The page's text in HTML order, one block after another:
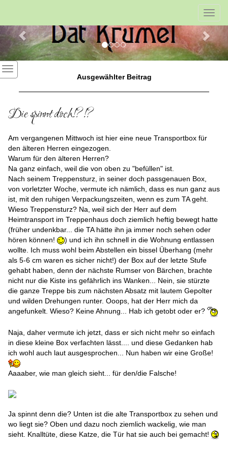
Ausgewählter Beitrag
Die spinnt doch!?!?
Am vergangenen Mittwoch ist hier eine neue Transportbox für
den älteren Herren eingezogen.
Warum für den älteren Herren?
Na ganz einfach, weil die von oben zu "befüllen" ist.
Nach seinem Treppensturz, in seiner doch passgenauen Box,
von vorletzter Woche, vermute ich nämlich, dass es nun ganz aus
ist, mit den ruhigen Verpackungszeiten, wenn es zum TA geht.
Wieso Treppensturz? Na, weil sich der Herr auf dem
Heimtransport im Treppenhaus doch ziemlich heftig bewegt hatte
(früher undenkbar... die TA hätte ihn ja immer noch sehen oder
hören können!
) und ich ihn schnell in die Wohnung entlassen
wollte. Ich muss wohl beim Abstellen ein bissel Überhang (mehr
als 5-6 cm waren es sicher nicht!) der Box auf der letzte Stufe
gehabt haben, denn der nächste Rumser von Bärchen, brachte
nicht nur die Kiste ins gefährlich ins Wanken... Nein, sie stürzte
die ganze Treppe bis zum nächsten Absatz mit lautem Gepolter
und wilden Drehungen runter. Ooops, hat der Herr mich da
angefunkelt. Wieso? Keine Ahnung... Hab ich getobt oder er?
Naja, daher vermute ich jetzt, dass er sich nicht mehr so einfach
in diese kleine Box verfachten lässt.... und diese Gedanken hab
ich wohl auch laut ausgesprochen... Nun haben wir eine Große!
Aaaaber, wie man gleich sieht... für den/die Falsche!
Ja spinnt denn die? Unten ist die alte Transportbox zu sehen und
wo liegt sie? Oben und dazu noch ziemlich wackelig, wie man
sieht. Knalltüte, diese Katze, die Tür hat sie auch bei gemacht!